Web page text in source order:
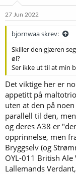
a
r
t
e
a
o
27 Jun 2022
bjornwaa skrev:
Skiller den gjæren
øl?
Ser ikke ut til at min
Det viktige her er
appetitt på
uten at den på
parallell til den,
og deres A38 er
opprinnelse, men
Bryggselv (og
OYL-011 British
Lallemands